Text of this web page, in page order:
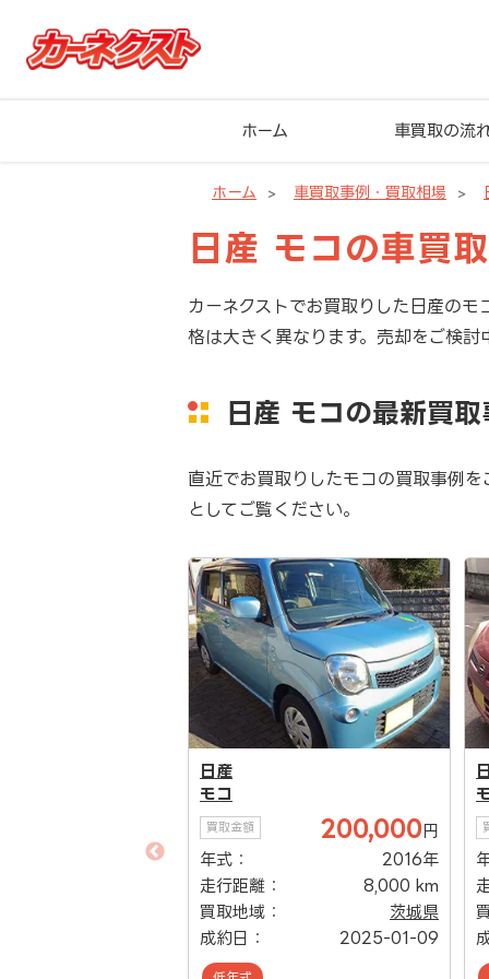
ホーム 車買取の流
ホーム 車買取事例・買取相場
日産 モコの車買
カーネクストでお買取りした日産の
格は大きく異なります。売却をご検
日産 モコの最新買
直近でお買取りしたモコの買取事例
としてご覧ください。
日産
モコ
買取金額 200,000円
年式：
2016年
走行距離：
8,000 km
買取地域：
茨城県
成約日：
2025-01-09